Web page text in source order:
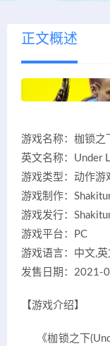
正文概述
游戏名称：枷锁之
英文名称：Under
游戏类型：动作游
游戏制作：
游戏发行：
游戏平台：PC
游戏语言：中文,英
发售日期：2021-
【游戏介绍】
《枷锁之下